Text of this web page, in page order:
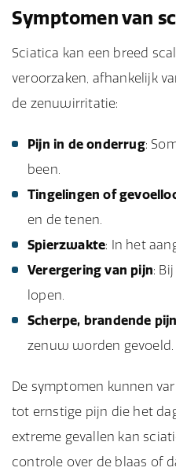
Symptomen van
Sciatica kan een breed
veroorzaken, afhankelijk
de zenuwirritatie:
Pijn in de onderrug:
been.
Tingelingen of
en de tenen.
Spierzwakte: In het
Verergering van pijn:
lopen.
Scherpe, brandende pijn
zenuw worden gevoeld.
De symptomen kunnen
tot ernstige pijn die het
extreme gevallen kan
controle over de blaas of